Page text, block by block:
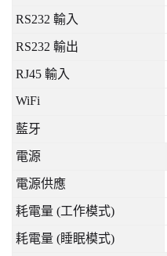
RS232 輸入
RS232 輸出
RJ45 輸入
WiFi
藍牙
電源
電源供應
耗電量 (工作模式)
耗電量 (睡眠模式)